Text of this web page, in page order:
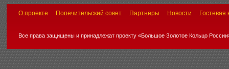
О проекте Попечительский совет Партнёры Новости Гостевая
Все права защищены и принадлежат проекту «Большое Золотое Кольцо